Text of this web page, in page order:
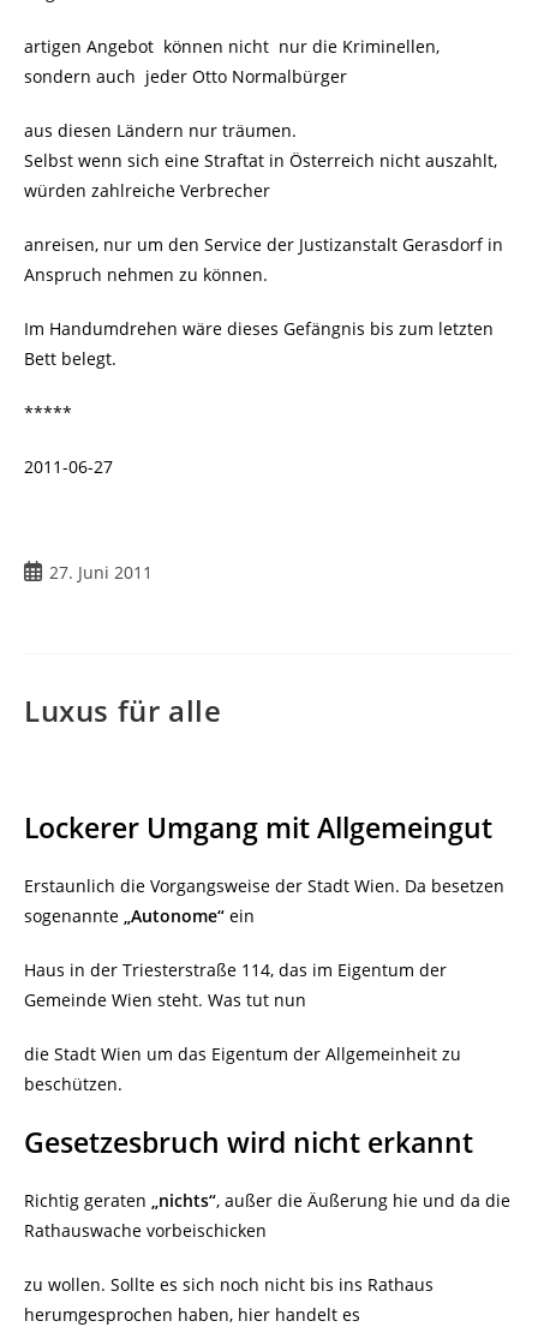
artigen Angebot können nicht nur die Kriminellen,
sondern auch jeder Otto Normalbürger
aus diesen Ländern nur träumen.
Selbst wenn sich eine Straftat in Österreich nicht auszahlt,
würden zahlreiche Verbrecher
anreisen, nur um den Service der Justizanstalt Gerasdorf in
Anspruch nehmen zu können.
Im Handumdrehen wäre dieses Gefängnis bis zum letzten
Bett belegt.
*****
2011-06-27
Beitrag
27. Juni 2011
Luxus für alle
Lockerer Umgang mit Allgemeingut
Erstaunlich die Vorgangsweise der Stadt Wien. Da besetzen
sogenannte „Autonome“ ein
Haus in der Triesterstraße 114, das im Eigentum der
Gemeinde Wien steht. Was tut nun
die Stadt Wien um das Eigentum der Allgemeinheit zu
beschützen.
Gesetzesbruch wird nicht erkannt
Richtig geraten „nichts“, außer die Äußerung hie und da die
Rathauswache vorbeischicken
zu wollen. Sollte es sich noch nicht bis ins Rathaus
herumgesprochen haben, hier handelt es